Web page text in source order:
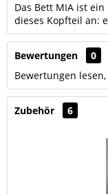
Das Bett MIA ist
dieses Kopfteil an:
Bewertungen
0
Bewertungen
Zubehör 6